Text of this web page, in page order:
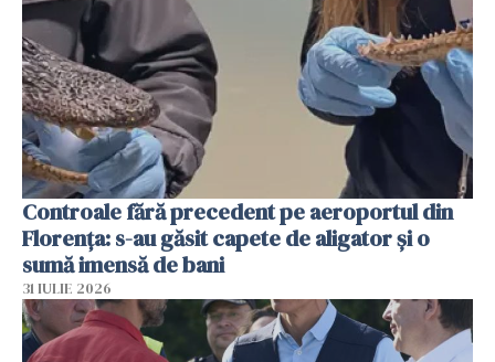
Controale fără precedent pe aeroportul din
Florența: s-au găsit capete de aligator și o
sumă imensă de bani
31 IULIE 2026